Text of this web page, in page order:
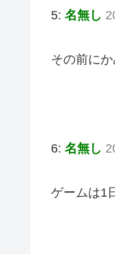
5: 名無し
その前に
6: 名無し
ゲームは1